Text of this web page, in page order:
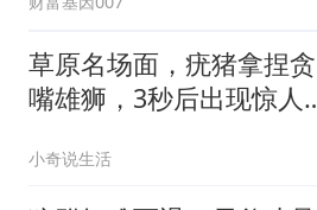
草原名场面，疣猪拿捏贪
嘴雄狮，3秒后出现惊人
小奇说生活